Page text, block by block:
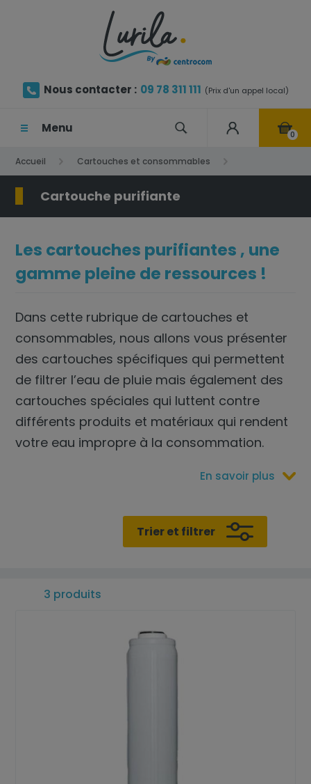
Nous contacter : 09 78 311 111 (Prix d'un appel local)
Menu 0
Accueil Cartouches et consommables
Cartouche purifiante
Cartouche purifiante
Les cartouches purifiantes , une
gamme pleine de ressources !
Dans cette rubrique de cartouches et
consommables, nous allons vous présenter
des cartouches spécifiques qui permettent
de filtrer l’eau de pluie mais également des
cartouches spéciales qui luttent contre
différents produits et matériaux qui rendent
votre eau impropre à la consommation.
En savoir plus
Trier et filtrer
3 produits